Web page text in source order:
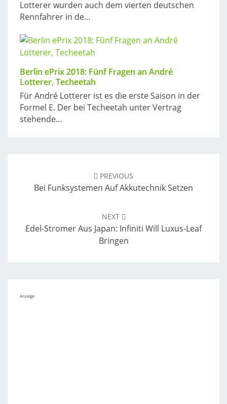
Lotterer wurden auch dem vierten deutschen
Rennfahrer in de...
Berlin ePrix 2018: Fünf Fragen an André
Lotterer, Techeetah
Für André Lotterer ist es die erste Saison in der
Formel E. Der bei Techeetah unter Vertrag
stehende...
PREVIOUS
Bei Funksystemen Auf Akkutechnik Setzen
NEXT
Edel-Stromer Aus Japan: Infiniti Will Luxus-Leaf
Bringen
Anzeige: